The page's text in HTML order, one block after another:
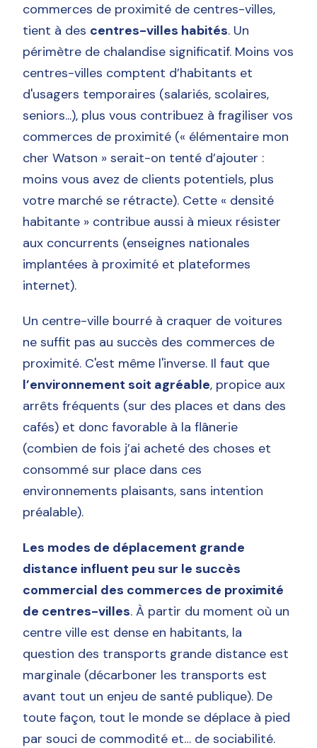
commerces de proximité de centres-villes,
tient à des centres-villes habités. Un
périmètre de chalandise significatif. Moins vos
centres-villes comptent d’habitants et
d'usagers temporaires (salariés, scolaires,
seniors...), plus vous contribuez à fragiliser vos
commerces de proximité (« élémentaire mon
cher Watson » serait-on tenté d’ajouter :
moins vous avez de clients potentiels, plus
votre marché se rétracte). Cette « densité
habitante » contribue aussi à mieux résister
aux concurrents (enseignes nationales
implantées à proximité et plateformes
internet).
Un centre-ville bourré à craquer de voitures
ne suffit pas au succès des commerces de
proximité. C'est même l'inverse. Il faut que
l’environnement soit agréable, propice aux
arrêts fréquents (sur des places et dans des
cafés) et donc favorable à la flânerie
(combien de fois j’ai acheté des choses et
consommé sur place dans ces
environnements plaisants, sans intention
préalable).
Les modes de déplacement grande
distance influent peu sur le succès
commercial des commerces de proximité
de centres-villes. À partir du moment où un
centre ville est dense en habitants, la
question des transports grande distance est
marginale (décarboner les transports est
avant tout un enjeu de santé publique). De
toute façon, tout le monde se déplace à pied
par souci de commodité et… de sociabilité.